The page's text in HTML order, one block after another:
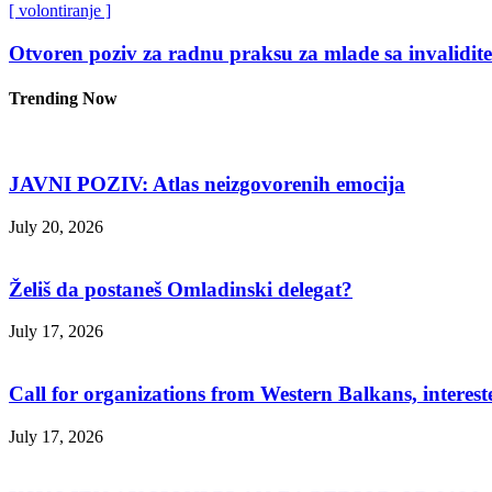
[ volontiranje ]
Otvoren poziv za radnu praksu za mlade sa
Trending Now
JAVNI POZIV: Atlas neizgovorenih emocija
July 20, 2026
Želiš da postaneš Omladinski delegat?
July 17, 2026
Call for organizations from Western Balkans,
July 17, 2026